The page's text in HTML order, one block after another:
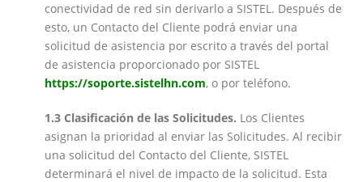
conectividad de red sin derivarlo a SISTEL. Después de
esto, un Contacto del Cliente podrá enviar una
solicitud de asistencia por escrito a través del portal
de asistencia proporcionado por SISTEL
https://soporte.sistelhn.com, o por teléfono.
1.3 Clasificación de las Solicitudes. Los Clientes
asignan la prioridad al enviar las Solicitudes. Al recibir
una solicitud del Contacto del Cliente, SISTEL
determinará el nivel de impacto de la solicitud. Esta